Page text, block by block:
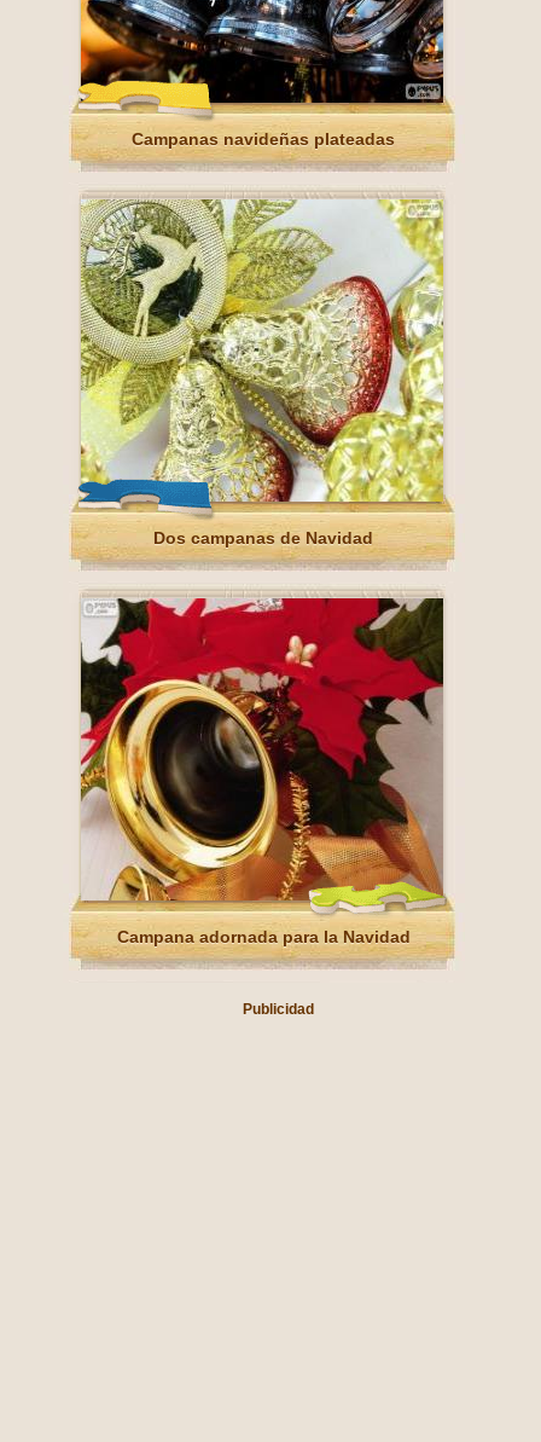
Campanas navideñas plateadas
Dos campanas de Navidad
Campana adornada para la Navidad
Publicidad